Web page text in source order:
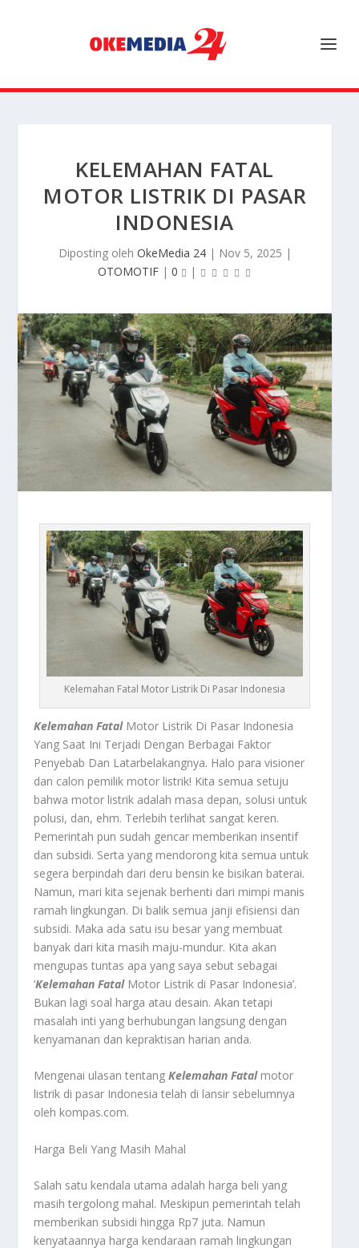
KELEMAHAN FATAL
MOTOR LISTRIK DI PASAR
INDONESIA
Diposting oleh OkeMedia 24| Nov 5, 2025 |
OTOMOTIF| 0 |
Kelemahan Fatal Motor Listrik Di Pasar Indonesia
Kelemahan FatalMotor Listrik Di Pasar Indonesia
Yang Saat Ini Terjadi Dengan Berbagai Faktor
Penyebab Dan Latarbelakangnya. Halo para visioner
dan calon pemilik motor listrik! Kita semua setuju
bahwa motor listrik adalah masa depan, solusi untuk
polusi, dan, ehm. Terlebih terlihat sangat keren.
Pemerintah pun sudah gencar memberikan insentif
dan subsidi. Serta yang mendorong kita semua untuk
segera berpindah dari deru bensin ke bisikan baterai.
Namun, mari kita sejenak berhenti dari mimpi manis
ramah lingkungan. Di balik semua janji efisiensi dan
subsidi. Maka ada satu isu besar yang membuat
banyak dari kita masih maju-mundur. Kita akan
mengupas tuntas apa yang saya sebut sebagai
‘Kelemahan FatalMotor Listrik di Pasar Indonesia’.
Bukan lagi soal harga atau desain. Akan tetapi
masalah inti yang berhubungan langsung dengan
kenyamanan dan kepraktisan harian anda.
Mengenai ulasan tentangKelemahan Fatalmotor
listrik di pasar Indonesia telah di lansir sebelumnya
oleh kompas.com.
Harga Beli Yang Masih Mahal
Salah satu kendala utama adalah harga beli yang
masih tergolong mahal. Meskipun pemerintah telah
memberikan subsidi hingga Rp7 juta. Namun
kenyataannya harga kendaraan ramah lingkungan